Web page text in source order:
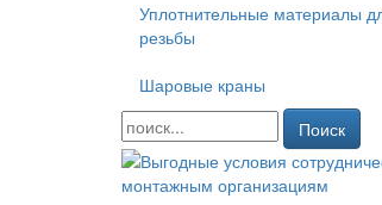
Уплотнительные материалы
резьбы
Шаровые краны
Поиск